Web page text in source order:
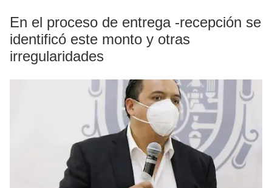
En el proceso de entrega -recepción se
identificó este monto y otras
irregularidades